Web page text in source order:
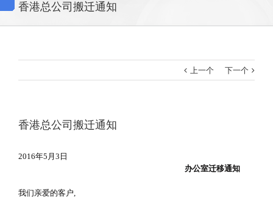
香港总公司搬迁通知
上一个 下一个
香港总公司搬迁通知
2016年5月3日
办公室迁移通知
我们亲爱的客户,